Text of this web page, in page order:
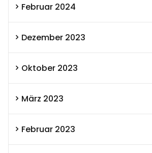
Februar 2024
Dezember 2023
Oktober 2023
März 2023
Februar 2023